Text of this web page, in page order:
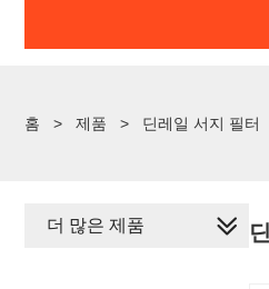
홈 > 제품 > 딘레일 서지 필터
더 많은 제품